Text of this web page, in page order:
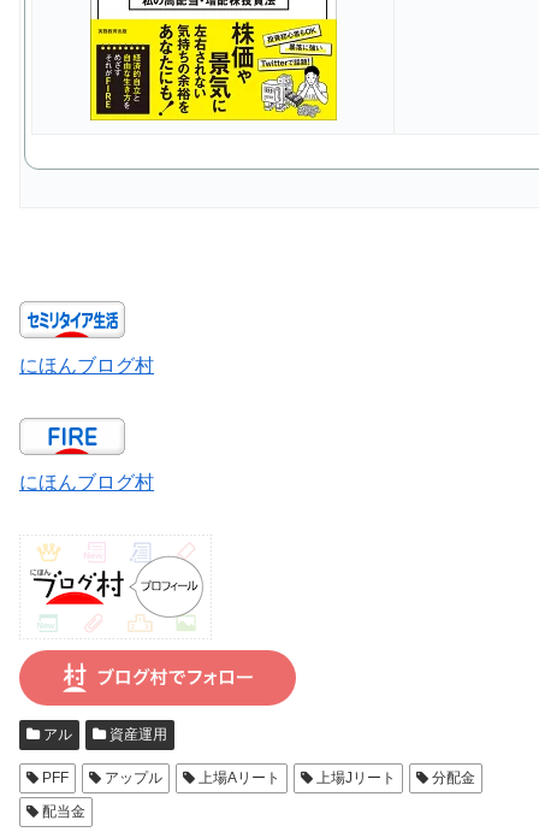
にほんブログ村
にほんブログ村
アル 資産運用
PFF アップル 上場Aリート 上場Jリート
分配金
配当金